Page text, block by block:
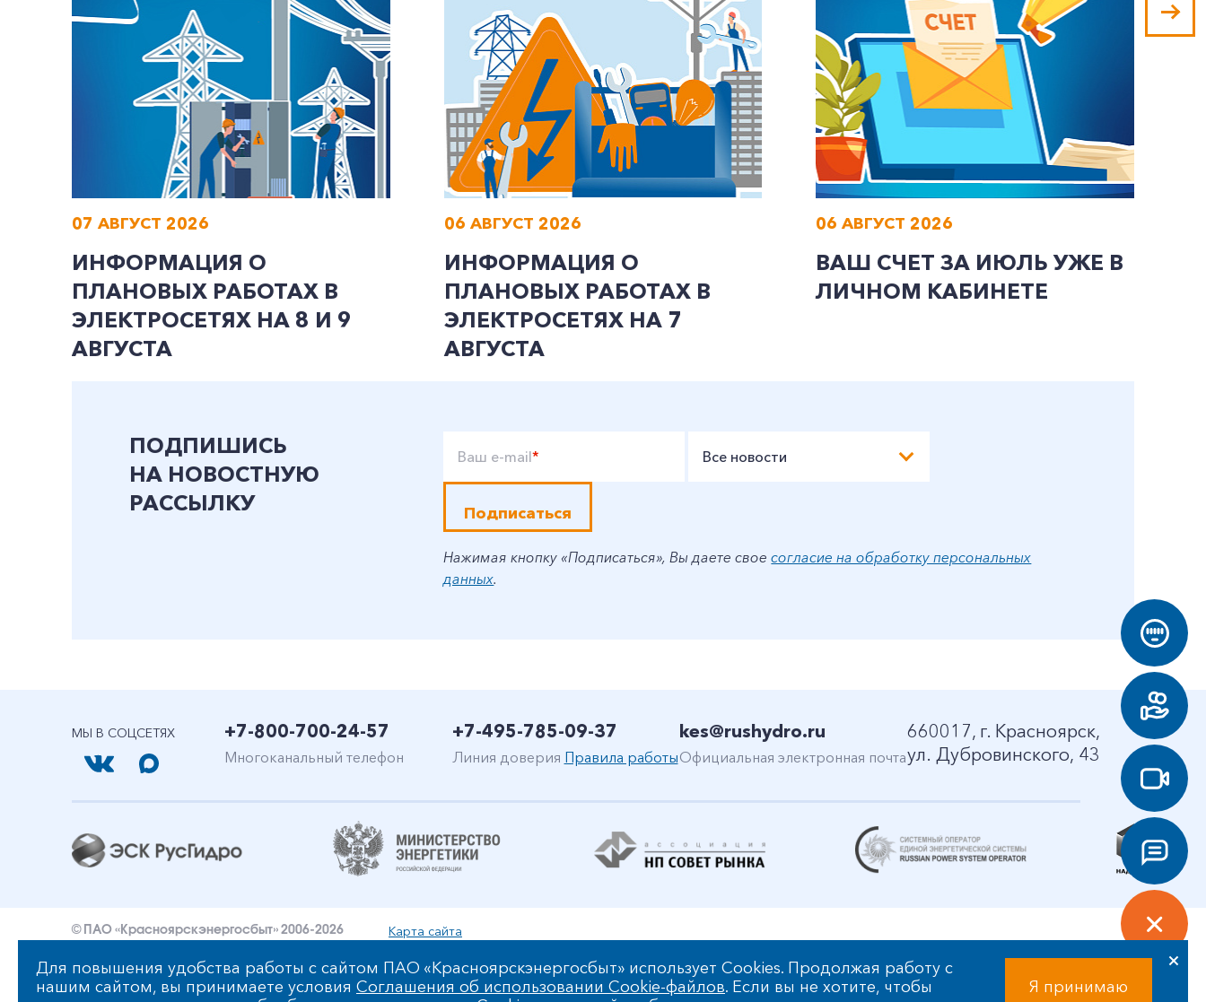
07 АВГУСТ 2026
ИНФОРМАЦИЯ О
ПЛАНОВЫХ РАБОТАХ В
ЭЛЕКТРОСЕТЯХ НА 8 И 9
АВГУСТА
06 АВГУСТ 2026
ИНФОРМАЦИЯ О
ПЛАНОВЫХ РАБОТАХ В
ЭЛЕКТРОСЕТЯХ НА 7
АВГУСТА
06 АВГУСТ 2026
ВАШ СЧЕТ ЗА ИЮЛЬ УЖЕ В
ЛИЧНОМ КАБИНЕТЕ
ПОДПИШИСЬ
НА НОВОСТНУЮ
РАССЫЛКУ
Ваш e-mail* Все новости
Подписаться
Нажимая кнопку «Подписаться», Вы даете своесогласие на обработку персональных
данных.
МЫ В СОЦСЕТЯХ +7-800-700-24-57
Многоканальный телефон
+7-495-785-09-37
Линия доверия Правила работы
kes@rushydro.ru
Официальная электронная почта
660017, г. Красноярск,
ул. Дубровинского, 43
© ПАО «Красноярскэнергосбыт» 2006-2026
Карта сайта
Уведомление об ответственности и праве интеллектуальной собственности
Политика ПАО «Красноярскэнергосбыт» в отношении обработки персональных данных
Для повышения удобства работы с сайтом ПАО «Красноярскэнергосбыт» использует Cookies. Продолжая работу с
нашим сайтом, вы принимаете условия Соглашения об использовании Cookie-файлов. Если вы не хотите, чтобы
Я принимаю